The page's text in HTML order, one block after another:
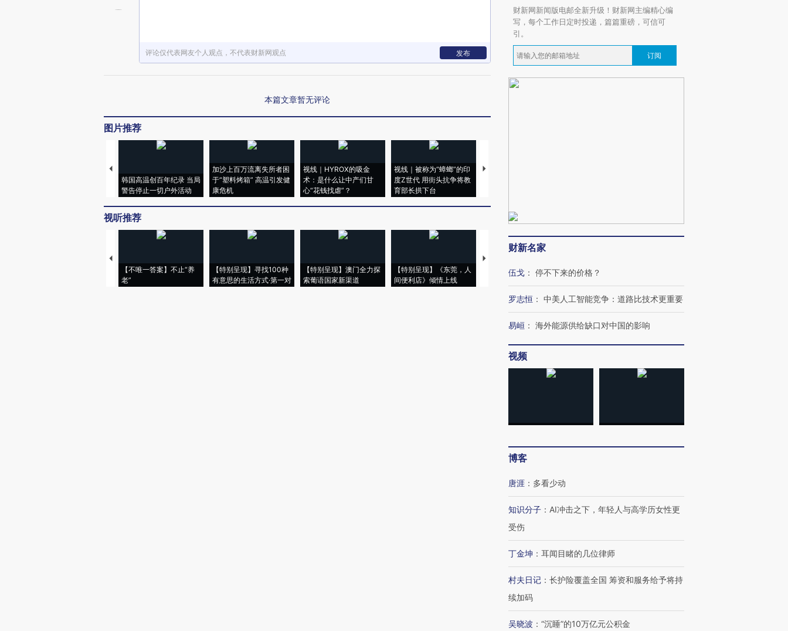
评论仅代表网友个人观点，不代表财新网观点 发布
本篇文章暂无评论
图片推荐
韩国高温创百年纪录 当局
警告停止一切户外活动
加沙上百万流离失所者困
于“塑料烤箱” 高温引发健
康危机
视线｜HYROX的吸金
术：是什么让中产们甘
心“花钱找虐”？
视线｜被称为“蟑螂”的印
度Z世代 用街头抗争将教
育部长拱下台
视线｜“入侵”还是“人道危
视听推荐
【不唯一答案】不止“养
老”
【特别呈现】寻找100种
有意思的生活方式·第一对
【特别呈现】澳门全力探
索葡语国家新渠道
【特别呈现】《东莞，人
间便利店》倾情上线
【推广】走进第四届链博
会，让数智科技“链”接产
【特别呈现】寻找100种
财新网新闻版电邮全新升级！财新网主编精心编
写，每个工作日定时投递，篇篇重磅，可信可
引。
订阅
财新名家
伍戈 ： 停不下来的价格？
罗志恒 ： 中美人工智能竞争：道路比技术更重要
易峘 ： 海外能源供给缺口对中国的影响
视频
博客
唐涯 ： 多看少动
知识分子 ： AI冲击之下，年轻人与高学历女性更
受伤
丁金坤 ： 耳闻目睹的几位律师
村夫日记 ： 长护险覆盖全国 筹资和服务给予将持
续加码
吴晓波 ： “沉睡”的10万亿元公积金